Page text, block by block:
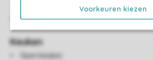
Voorkeuren kiezen
ouderslaapkamer of in de woonkamer
Kinderstoel (tegen betaling)
Keuken
Open keuken